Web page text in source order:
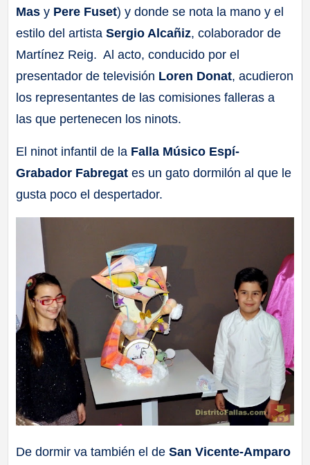
Mas y Pere Fuset) y donde se nota la mano y el
estilo del artistaSergio Alcañiz, colaborador de
Martínez Reig. Al acto, conducido por el
presentador de televisión Loren Donat, acudieron
los representantes de las comisiones falleras a
las que pertenecen los ninots.
El ninot infantil de la Falla Músico Espí-
Grabador Fabregat es un gato dormilón al que le
gusta poco el despertador.
De dormir va también el deSan Vicente-Amparo